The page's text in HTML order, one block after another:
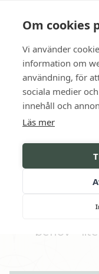
Om cookies
Vi använder
information om
användning, för
sociala medier
innehåll och
Läs mer
Oavsett om
vill bolla idéer,
behov –